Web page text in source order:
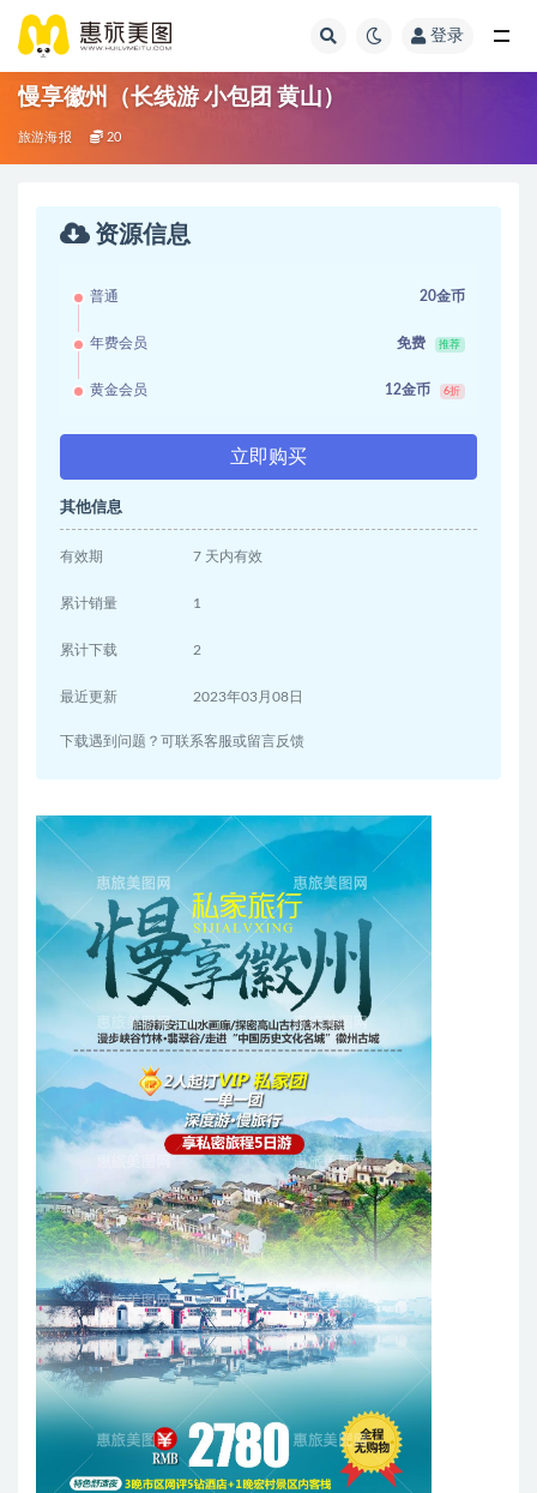
登录
慢享徽州（长线游 小包团 黄山）
旅游海报 20
资源信息
普通 20金币
年费会员 免费 推荐
黄金会员 12金币 6折
立即购买
其他信息
有效期 7 天内有效
累计销量 1
累计下载 2
最近更新 2023年03月08日
下载遇到问题？可联系客服或留言反馈